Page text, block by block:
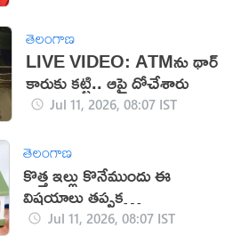
తెలంగాణ
LIVE VIDEO: ATMను థార్
కారుకు కట్టి.. ఆపై దోచేశారు
Jul 11, 2026, 08:07 IST
తెలంగాణ
కొత్త ఇల్లు కొనేముందు ఈ
విషయాలు తప్పక
పరిశీలించండి!
Jul 11, 2026, 08:07 IST